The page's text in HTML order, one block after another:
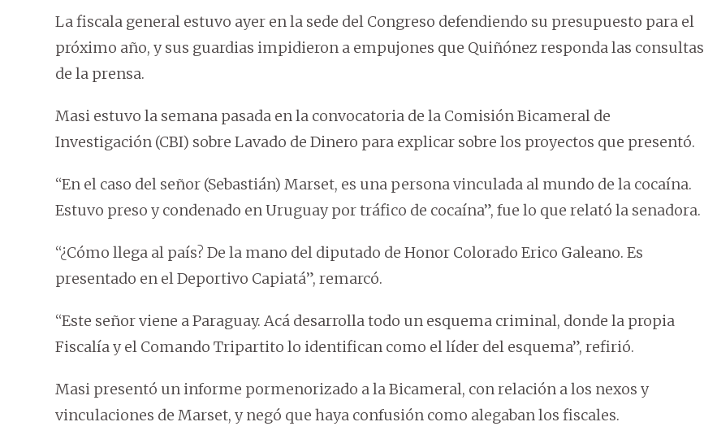
La fiscala general estuvo ayer en la sede del Congreso defendiendo su presupuesto para el
próximo año, y sus guardias impidieron a empujones que Quiñónez responda las consultas
de la prensa.
Masi estuvo la semana pasada en la convocatoria de la Comisión Bicameral de
Investigación (CBI) sobre Lavado de Dinero para explicar sobre los proyectos que presentó.
“En el caso del señor (Sebastián) Marset, es una persona vinculada al mundo de la cocaína.
Estuvo preso y condenado en Uruguay por tráfico de cocaína”, fue lo que relató la senadora.
“¿Cómo llega al país? De la mano del diputado de Honor Colorado Erico Galeano. Es
presentado en el Deportivo Capiatá”, remarcó.
“Este señor viene a Paraguay. Acá desarrolla todo un esquema criminal, donde la propia
Fiscalía y el Comando Tripartito lo identifican como el líder del esquema”, refirió.
Masi presentó un informe pormenorizado a la Bicameral, con relación a los nexos y
vinculaciones de Marset, y negó que haya confusión como alegaban los fiscales.